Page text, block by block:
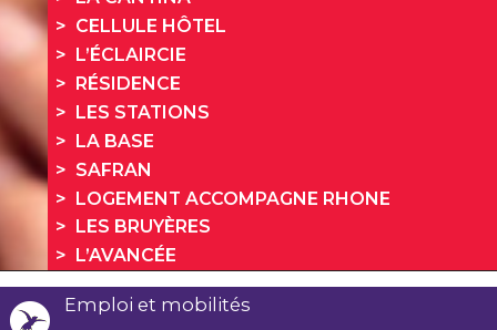
CELLULE HÔTEL
L’ÉCLAIRCIE
RÉSIDENCE
LES STATIONS
LA BASE
SAFRAN
LOGEMENT ACCOMPAGNE RHONE
LES BRUYÈRES
L’AVANCÉE
Emploi et mobilités